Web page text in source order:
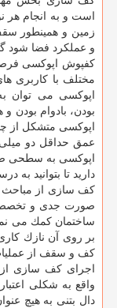
است و به انجام
زمین و همینطور
و عملكرد فضا شود
كفپوش اپوكسی
مختلف با كاربری
اپوكسی می توان
بودن، بادوام بودن
اپوكسی متشكل از
عمق حداقل دو
اپوكسی به سطحی
دارید تا بتوانید به
كف سازی از مباحث
صورت جدی و
ساختمان كمك می
بر روی آن نازك
كف و سقف از
اجرای كف سازی
واقع به شكلی
دال بتنی به هیچ